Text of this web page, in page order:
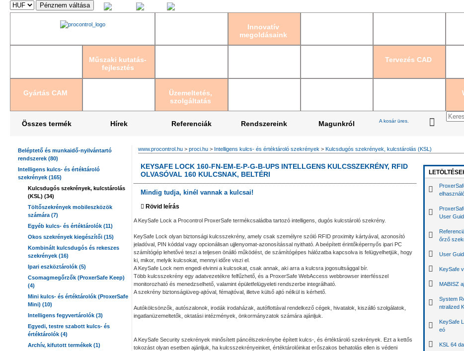
Innovatív
megoldásaink
Műszaki kutatás-
fejlesztés
Tervezés CAD
Gyártás CAM
Üzemeltetés,
szolgáltatás
Összes termék Hírek Referenciák Rendszereink Magunkról A kosár üres.
Beléptető és munkaidő-nyilvántartó
rendszerek (80)
Intelligens kulcs- és értéktároló
szekrények (165)
Kulcsdugós szekrények, kulcstárolás
(KSL) (34)
Töltőszekrények mobileszközök
számára (7)
Egyéb kulcs- és értéktárolók (11)
Okos szekrények kiegészítői (15)
Kombinált kulcsdugós és rekeszes
szekrények (16)
Ipari eszköztárolók (5)
Csomagmegőrzők (ProxerSafe Keep)
(4)
Mini kulcs- és értéktárolók (ProxerSafe
Mini) (10)
Intelligens fegyvertárolók (3)
Egyedi, testre szabott kulcs- és
értéktárolók (4)
Archív, kifutott termékek (1)
www.procontrol.hu > proci.hu > Intelligens kulcs- és értéktároló szekrények > Kulcsdugós szekrények, kulcstárolás (KSL)
KEYSAFE LOCK 160-FN-EM-E-P-G-B-UPS INTELLGENS KULCSSZEKRÉNY, RFID
OLVASÓVAL 160 KULCSNAK, BELTÉRI
Mindig tudja, kinél vannak a kulcsai!
Rövid leírás
A KeySafe Lock a Procontrol ProxerSafe termékcsaládba tartozó intelligens, dugós kulcstároló szekrény.
KeySafe Lock olyan biztonsági kulcsszekrény, amely csak személyre szóló RFID proximity kártyával, azonosító
jeladóval, PIN kóddal vagy opcionálisan ujjlenyomat-azonosítással nyitható. A beépített érintőképernyős ipari PC
számítógép lehetővé teszi a teljesen önálló működést, de számítógépes hálózatba kapcsolva is felügyelhetjük, hogy
ki, mikor, melyik kulcsokat, mennyi időre viszi el.
A KeySafe Lock nem engedi elvinni a kulcsokat, csak annak, aki arra a kulcsra jogosultsággal bír.
Több kulcsszekrény egy adatvezetékre felfűzhető, és a ProxerSafe WebAccess webbrowser interfésszel
monitorozható és menedzselhető, valamint épületfelügyeleti rendszerbe integrálható.
A szekrény biztonságiüveg-ajtóval, fémajtóval, illetve külső ajtó nélkül is kérhető.
Autókölcsönzők, autószalonok, irodák irodaházak, autóflottával rendelkező cégek, hivatalok, kiszálló szolgálatok,
ingatlanüzemeltetők, oktatási intézmények, önkormányzatok számára ajánljuk.
A KeySafe Security szekrények minősített páncélszekrénybe épített kulcs-, és értéktároló szekrények. Ezt a kettős
tokozást olyan esetben ajánljuk, ha kulcsszekrényeinket, értéktárolóinkat erőszakos behatolás ellen is védeni
User
őrző
User
KeySafe
MABISZ
System
ntralized
KeySafe
eó
KSL 64